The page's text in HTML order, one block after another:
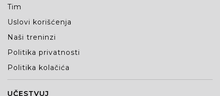
Tim
Uslovi korišćenja
Naši treninzi
Politika privatnosti
Politika kolačića
UČESTVUJ